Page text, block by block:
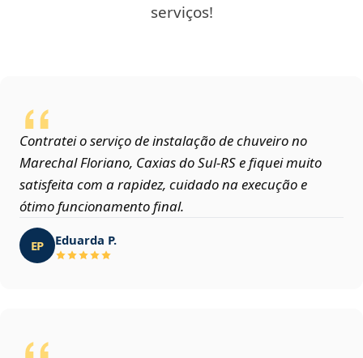
serviços!
Contratei o serviço de instalação de chuveiro no
Marechal Floriano, Caxias do Sul‑RS e fiquei muito
satisfeita com a rapidez, cuidado na execução e
ótimo funcionamento final.
EP Eduarda P.